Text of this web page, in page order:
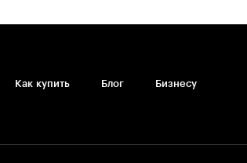
Как купить Блог Бизнесу